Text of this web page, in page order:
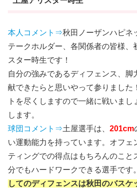
本人コメント⇒秋田ノーザンハピネ
テークホルダー、各関係者の皆様、
スター時生です！
自分の強みであるディフェンス、脚
献できたらと思いやって参りました
トを尽くしますので一緒に戦いま
します。
球団コメント⇒土屋選手は、 201cm
い運動能力を持っています。オフェ
ティングでの得点はもちろんのこと
分でもハードワークできる選手です
してのディフェンスは秋田のバスケ